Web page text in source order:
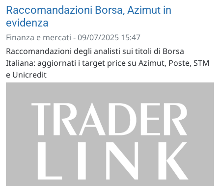
Raccomandazioni Borsa, Azimut in
evidenza
Finanza e mercati - 09/07/2025 15:47
Raccomandazioni degli analisti sui titoli di Borsa
Italiana: aggiornati i target price su Azimut, Poste, STM
e Unicredit